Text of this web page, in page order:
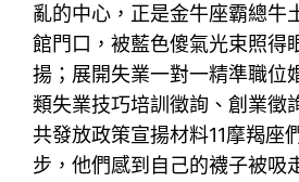
亂的中心，正是金牛座霸總牛
館門口，被藍色傻氣光束照得
揚；展開失業一對一精準職位
類失業技巧培訓徵詢、創業徵
共發放政策宣揚材料11摩羯座
步，他們感到自己的襪子被吸